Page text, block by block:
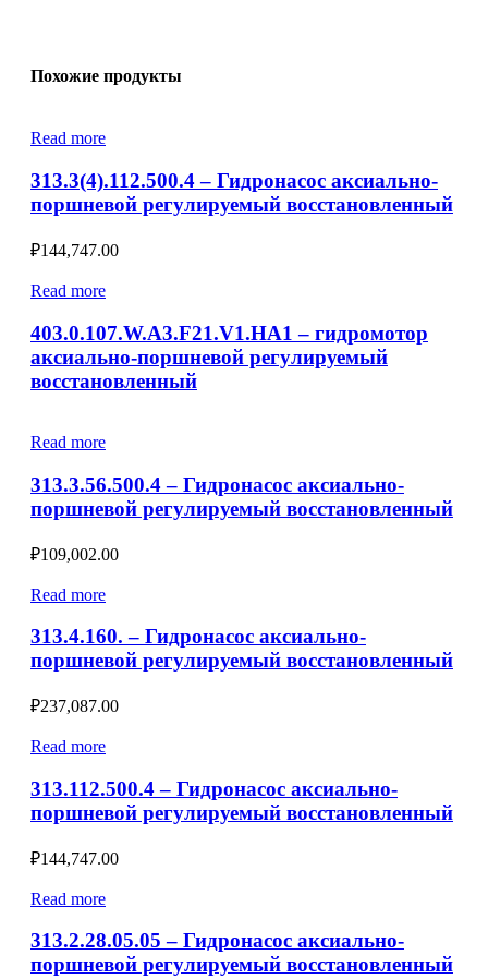
Похожие продукты
Read more
313.3(4).112.500.4 – Гидронасос аксиально-
поршневой регулируемый восстановленный
₽144,747.00
Read more
403.0.107.W.A3.F21.V1.HA1 – гидромотор
аксиально-поршневой регулируемый
восстановленный
Read more
313.3.56.500.4 – Гидронасос аксиально-
поршневой регулируемый восстановленный
₽109,002.00
Read more
313.4.160. – Гидронасос аксиально-
поршневой регулируемый восстановленный
₽237,087.00
Read more
313.112.500.4 – Гидронасос аксиально-
поршневой регулируемый восстановленный
₽144,747.00
Read more
313.2.28.05.05 – Гидронасос аксиально-
поршневой регулируемый восстановленный